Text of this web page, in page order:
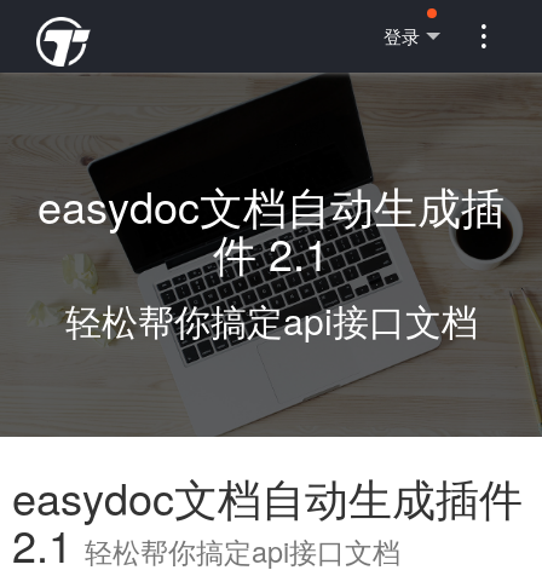
登录 
easydoc文档自动生成插
件 2.1
轻松帮你搞定api接口文档
easydoc文档自动生成插件
2.1 轻松帮你搞定api接口文档